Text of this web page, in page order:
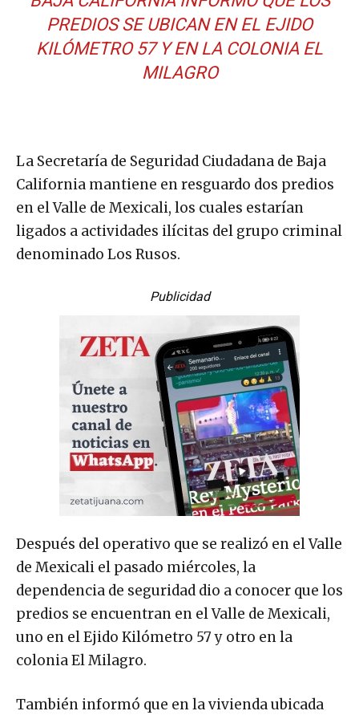
PREDIOS SE UBICAN EN EL EJIDO
KILÓMETRO 57 Y EN LA COLONIA EL
MILAGRO
La Secretaría de Seguridad Ciudadana de Baja
California mantiene en resguardo dos predios
en el Valle de Mexicali, los cuales estarían
ligados a actividades ilícitas del grupo criminal
denominado Los Rusos.
Publicidad
Después del operativo que se realizó en el Valle
de Mexicali el pasado miércoles, la
dependencia de seguridad dio a conocer que los
predios se encuentran en el Valle de Mexicali,
uno en el Ejido Kilómetro 57 y otro en la
colonia El Milagro.
También informó que en la vivienda ubicada